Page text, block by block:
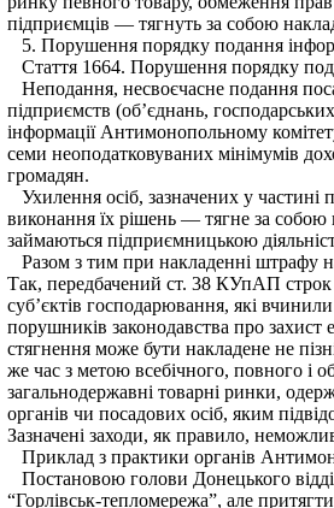
підприємців — тягнуть за собою
5. Порушення порядку подання
Стаття 1664. Порушення порядку
Неподання, несвоєчасне подання
підприємств (об’єднань,
інформації Антимонопольному
семи неоподатковуваних мінімумів
громадян.
Ухилення осіб, зазначених у частині
виконання їх рішень — тягне за собою
займаються підприємницькою
Разом з тим при накладенні штрафу
Так, передбачений ст. 38 КУпАП строк
суб’єктів господарювання, які
порушників законодавства про захист
стягнення може бути накладене не
же час з метою всебічного, повного і
загальнодержавні товарні ринки,
органів чи посадових осіб, яким
Зазначені заходи, як правило,
Приклад з практики органів
Постановою голови Донецького
“Горлівськ-тепломережа”, але